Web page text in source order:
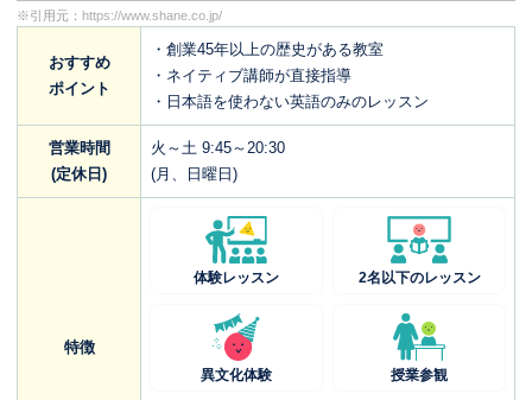
※引用元： https://www.shane.co.jp/
おすすめ
ポイント
・創業45年以上の歴史がある教室
・ネイティブ講師が直接指導
・日本語を使わない英語のみのレッスン
営業時間
(定休日)
火～土 9:45～20:30
(月、日曜日)
特徴
体験レッスン 2名以下のレッスン
異文化体験 授業参観